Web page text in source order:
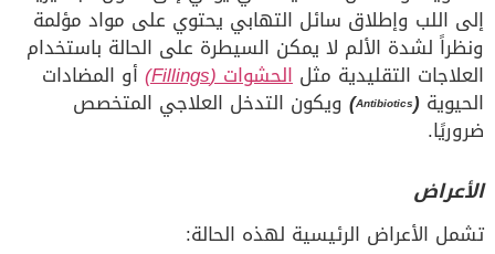
إلى اللب وإطلاق سائل التهابي يحتوي على مواد مؤلمة
ونظراً لشدة الألم لا يمكن السيطرة على الحالة باستخدام
العلاجات التقليدية مثل الحشوات(Fillings) أو المضادات
الحيوية (
Antibiotics
) ويكون التدخل العلاجي المتخصص
ضروريًا.
الأعراض
تشمل الأعراض الرئيسية لهذه الحالة: